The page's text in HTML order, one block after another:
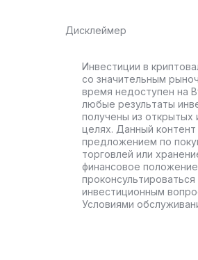
Дисклеймер
Инвестиции в
со значительным
время недоступен на
любые результаты
получены из открытых
целях. Данный
предложением по
торговлей или
финансовое
инвестиционным
Условиями